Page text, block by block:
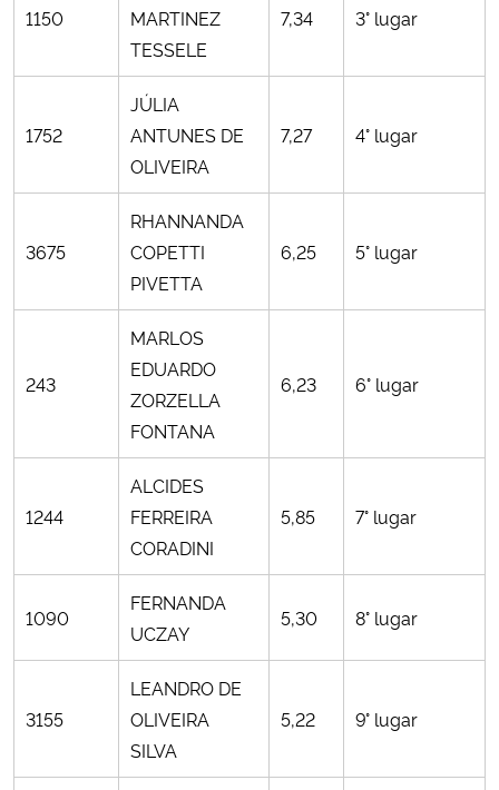
Controladoria-Geral da União
Ministério da Mulher, da Família e dos Direitos Humanos
Secretaria-Geral
Secretaria de Governo
Gabinete de Segurança Institucional
Advocacia-Geral da União
Banco Central do Brasil
1150
MARTINEZ
TESSELE
7,34 3° lugar
1752
JÚLIA
ANTUNES DE
OLIVEIRA
7,27 4° lugar
3675
RHANNANDA
COPETTI
PIVETTA
6,25 5° lugar
243
MARLOS
EDUARDO
ZORZELLA
FONTANA
6,23 6° lugar
1244
ALCIDES
FERREIRA
CORADINI
5,85 7° lugar
1090
FERNANDA
UCZAY
5,30 8° lugar
3155
LEANDRO DE
OLIVEIRA
SILVA
5,22 9° lugar